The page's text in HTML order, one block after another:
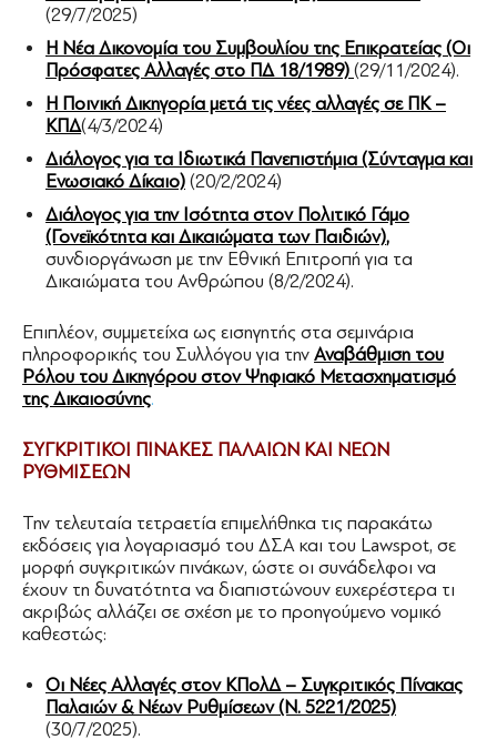
(29/7/2025)
Η Νέα Δικονομία του Συμβουλίου της Επικρατείας (Οι
Πρόσφατες Αλλαγές στο ΠΔ 18/1989) (29/11/2024).
Η Ποινική Δικηγορία μετά τις νέες αλλαγές σε ΠΚ –
ΚΠΔ(4/3/2024)
Διάλογος για τα Ιδιωτικά Πανεπιστήμια (Σύνταγμα και
Ενωσιακό Δίκαιο) (20/2/2024)
Διάλογος για την Ισότητα στον Πολιτικό Γάμο
(Γονεϊκότητα και Δικαιώματα των Παιδιών),
συνδιοργάνωση με την Εθνική Επιτροπή για τα
Δικαιώματα του Ανθρώπου (8/2/2024).
Επιπλέον, συμμετείχα ως εισηγητής στα σεμινάρια
πληροφορικής του Συλλόγου για την Αναβάθμιση του
Ρόλου του Δικηγόρου στον Ψηφιακό Μετασχηματισμό
της Δικαιοσύνης.
ΣΥΓΚΡΙΤΙΚΟΙ ΠΙΝΑΚΕΣ ΠΑΛΑΙΩΝ ΚΑΙ ΝΕΩΝ
ΡΥΘΜΙΣΕΩΝ
Την τελευταία τετραετία επιμελήθηκα τις παρακάτω
εκδόσεις για λογαριασμό του ΔΣΑ και του Lawspot, σε
μορφή συγκριτικών πινάκων, ώστε οι συνάδελφοι να
έχουν τη δυνατότητα να διαπιστώνουν ευχερέστερα τι
ακριβώς αλλάζει σε σχέση με το προηγούμενο νομικό
καθεστώς:
Οι Νέες Αλλαγές στον ΚΠολΔ – Συγκριτικός Πίνακας
Παλαιών & Νέων Ρυθμίσεων (Ν. 5221/2025)
(30/7/2025).